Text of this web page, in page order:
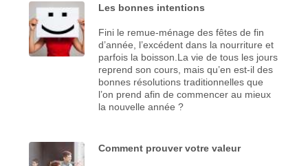
Les bonnes intentions
Fini le remue-ménage des fêtes de fin
d’année, l’excédent dans la nourriture et
parfois la boisson.La vie de tous les jours
reprend son cours, mais qu’en est-il des
bonnes résolutions traditionnelles que
l’on prend afin de commencer au mieux
la nouvelle année ?
Comment prouver votre valeur